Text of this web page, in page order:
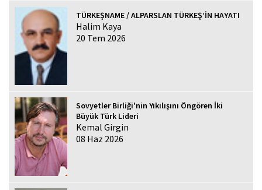
TÜRKEŞNAME / ALPARSLAN TÜRKEŞ’İN HAYATI
Halim Kaya
20 Tem 2026
Sovyetler Birliği'nin Yıkılışını Öngören İki
Büyük Türk Lideri
Kemal Girgin
08 Haz 2026